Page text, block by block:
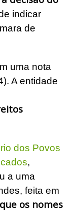
indicar
de
uma nota
A entidade
dos Povos
,
a uma
feita em
os nomes